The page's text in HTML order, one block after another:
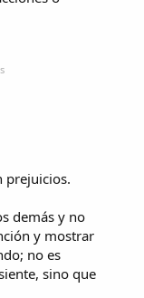
prejuicios.
demás y no
y mostrar
no es
sino que